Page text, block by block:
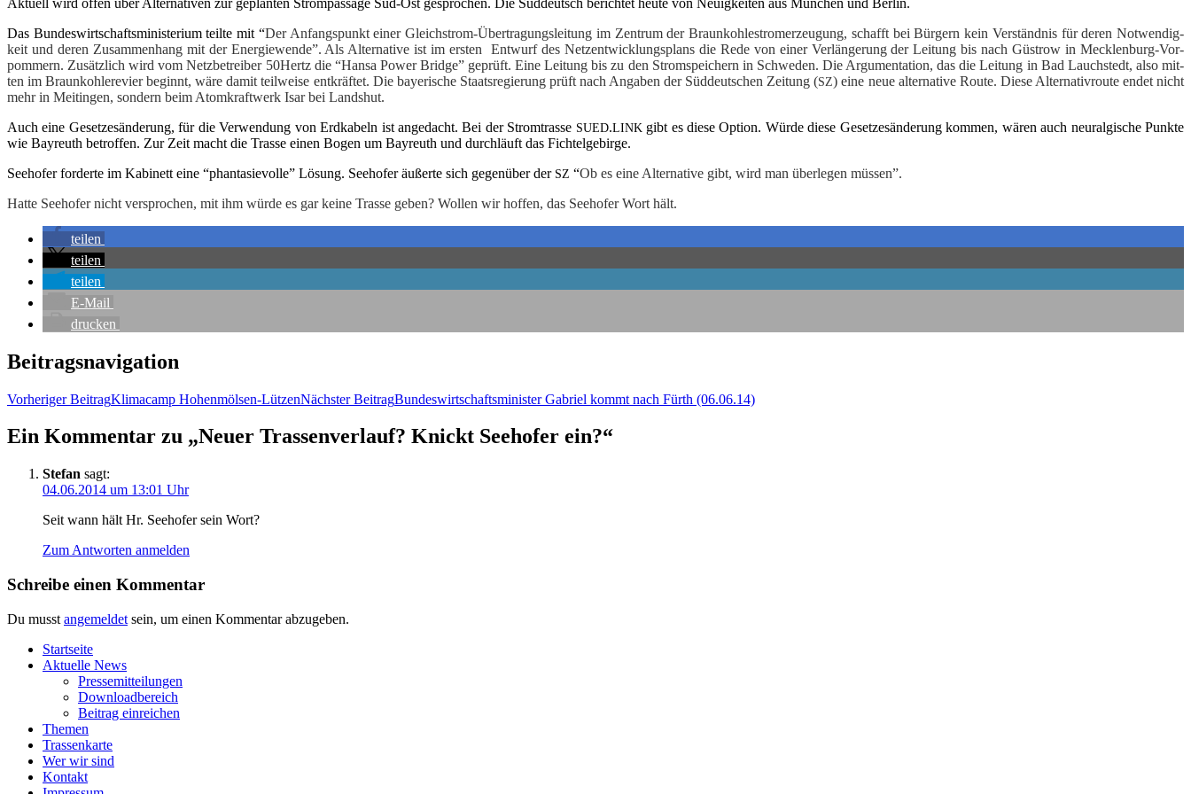
Das Bun­des­wirt­schafts­mi­nis­te­ri­um teil­te mit “Der Anfangs­punkt einer Gleich­strom-Über­tra­gungs­lei­tung im Zen­trum der Braun­koh­le­strom­erzeu­gung, schafft bei Bür­gern kein Ver­ständ­nis für deren Not­wen­dig­
keit und deren Zusam­men­hang mit der Ener­gie­wen­de”. Als Alter­na­ti­ve ist im ers­ten Ent­wurf des Netz­ent­wick­lungs­plans die Rede von einer Ver­län­ge­rung der Lei­tung bis nach Güs­trow in Meck­len­burg-Vor­
pom­mern. Zusätz­lich wird vom Netz­be­trei­ber 50Hertz die “Han­sa Power Bridge” geprüft. Eine Lei­tung bis zu den Strom­spei­chern in Schwe­den. Die Argu­men­ta­ti­on, das die Lei­tung in Bad Lauch­stedt, also mit­
ten im Braun­koh­le­re­vier beginnt, wäre damit teil­wei­se ent­kräf­tet. Die baye­ri­sche Staats­re­gie­rung prüft nach Anga­ben der Süd­deut­schen Zei­tung (SZ) eine neue alter­na­ti­ve Rou­te. Die­se Alter­na­tiv­rou­te endet nicht
mehr in Meit­in­gen, son­dern beim Atom­kraft­werk Isar bei Landshut.
Auch eine Geset­zes­än­de­rung, für die Ver­wen­dung von Erd­ka­beln ist ange­dacht. Bei der Strom­tras­se SUED.LINKgibt es die­se Opti­on. Wür­de die­se Geset­zes­än­de­rung kom­men, wären auch neur­al­gi­sche Punk­te
wie Bay­reuth betrof­fen. Zur Zeit macht die Tras­se einen Bogen um Bay­reuth und durch­läuft das Fichtelgebirge.
See­ho­fer for­der­te im Kabi­nett eine “phan­ta­sie­vol­le” Lösung. See­ho­fer äußer­te sich gegen­über der SZ “Ob es eine Alter­na­ti­ve gibt, wird man über­le­gen müssen”.
Hat­te See­ho­fer nicht ver­spro­chen, mit ihm wür­de es gar kei­ne Tras­se geben? Wol­len wir hof­fen, das See­ho­fer Wort hält.
tei­len
tei­len
tei­len
E‑Mail
dru­cken
Beitragsnavigation
Vorheriger BeitragKli­ma­camp Hohenmölsen-LützenNächster BeitragBun­des­wirt­schafts­mi­nis­ter Gabri­el kommt nach Fürth (06.06.14)
Ein Kommentar zu „Neu­er Tras­sen­ver­lauf? Knickt See­ho­fer ein?“
Stefan sagt:
04.06.2014 um 13:01 Uhr
Seit wann hält Hr. See­ho­fer sein Wort?
Zum Antworten anmelden
Schreibe einen Kommentar
Du musst angemeldet sein, um einen Kommentar abzugeben.
Start­sei­te
Aktu­el­le News
Pres­se­mit­tei­lun­gen
Down­load­be­reich
Bei­trag einreichen
The­men
Tras­sen­kar­te
Wer wir sind
Kon­takt